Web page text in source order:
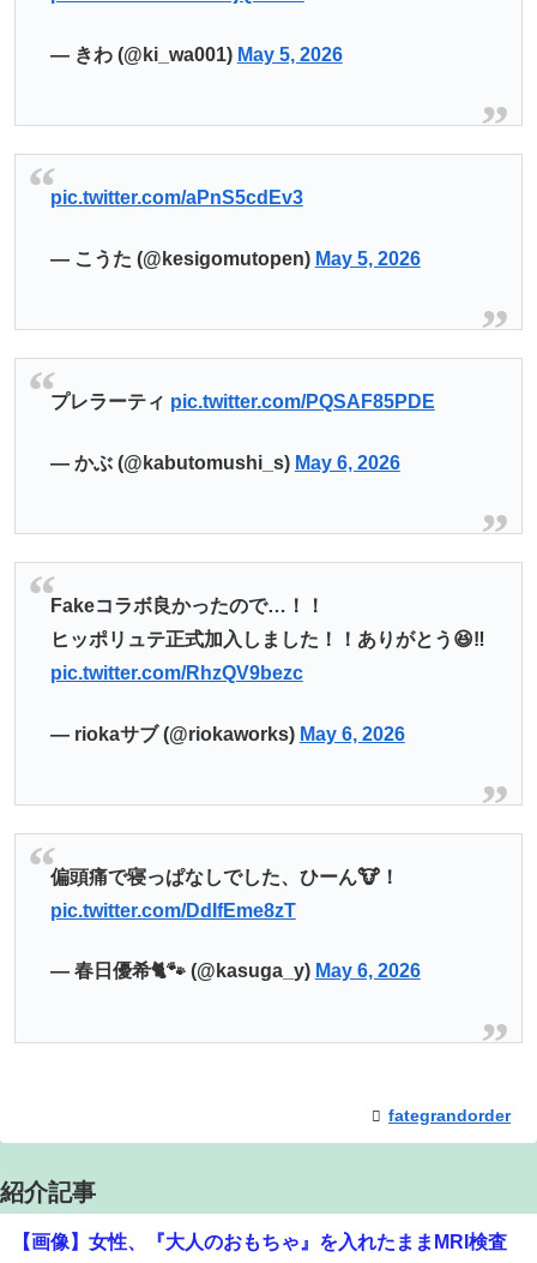
— きわ (@ki_wa001) May 5, 2026
pic.twitter.com/aPnS5cdEv3
— こうた (@kesigomutopen) May 5, 2026
プレラーティ pic.twitter.com/PQSAF85PDE
— かぶ (@kabutomushi_s) May 6, 2026
Fakeコラボ良かったので…！！
ヒッポリュテ正式加入しました！！ありがとう😆‼️
pic.twitter.com/RhzQV9bezc
— riokaサブ (@riokaworks) May 6, 2026
偏頭痛で寝っぱなしでした、ひーん🐮！
pic.twitter.com/DdIfEme8zT
— 春日優希🐈🐾 (@kasuga_y) May 6, 2026
fategrandorder
紹介記事
【画像】女性、『大人のおもちゃ』を入れたままMRI検査